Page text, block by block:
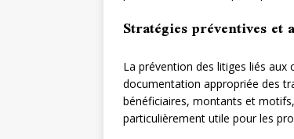
Stratégies préventives
La prévention des litiges liés aux
documentation appropriée des
bénéficiaires, montants et motifs,
particulièrement utile pour les